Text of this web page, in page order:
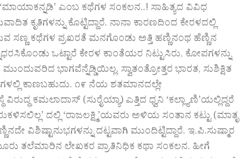
ಎಂಬ ಕಥೆಗಳ ಸಂಕಲನ..! ಸಾಹಿತ್ಯದ ವಿವಿಧ
ಕೃತಿಗಳನ್ನು ಕೊಟ್ಟಿದ್ದಾರೆ. ನಾನಾ ಕಾರಣದಿಂದ ಕೇರಳದಲ್ಲಿ
ಸಣ್ಣ ಕಥೆಗಳ ಪ್ರಖರತೆ ಮನಗೊಂಡು ಅತ್ತಿ ಹಣ್ಣಿನಂಥ ಹೆಣ್ಣಿನ
ಒಟ್ಟಾರೆ ಕೇರಳ ಕಾಂತೆಯರ ನಿಟ್ಟುಸಿರು, ಕೋಪಗಳನ್ನು
ಭಾಗವೆನ್ನೆಡ್ಡಿಯಿಲ್ಲ. ಸ್ವಾತಂತ್ರೋತ್ತರ ಭಾರತ, ಸುಶಿಕ್ಷಿತ
ಕಾಣಬಹುದು. ೧೯ ನೆಯ ಶತಮಾನದಲ್ಲೇ
ಕಮಲಾದಾಸ್ (ಸುರೈಯ್ಯಾ) ಎತ್ತಿದ ಧ್ವನಿ ‘ಕಲ್ಲ್ಯಾಣಿ’ಯಲ್ಲಿದ್ದರೆ
ದಲ್ಲಿ ‘ರಾಜಲಕ್ಷ್ಮಿ’ಯವರು ಅಳಿಯ ಸಂತಾನ ಕಟ್ಟು (ಮಾತೃ
ವಿಶಿಷ್ಟಾನುಭಗಳನ್ನು ದಟ್ಟವಾಗಿ ಮುಂದಿಟ್ಟಿದ್ದಾರೆ. ಇ.ಪಿ.ಸುಷ್ಮಾರ
ತಲೆಮಾರಿನ ಲೇಖಕರ ಪ್ರಾತಿನಿಧಿಕ ಕಥಾ ಸಂಕಲನ. ಹೀಗೆ